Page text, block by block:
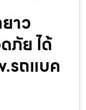
าว
ภัย ได้
รถแบค